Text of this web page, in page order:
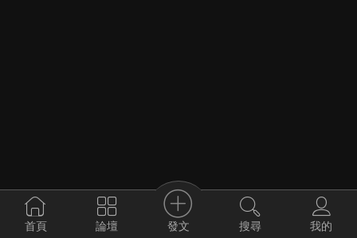
首頁 論壇 發文 搜尋 我的